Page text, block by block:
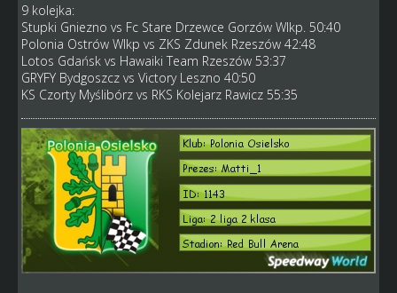
9 kolejka:
Stupki Gniezno vs Fc Stare Drzewce Gorzów Wlkp. 50:40
Polonia Ostrów Wlkp vs ZKS Zdunek Rzeszów 42:48
Lotos Gdańsk vs Hawaiki Team Rzeszów 53:37
GRYFY Bydgoszcz vs Victory Leszno 40:50
KS Czorty Myślibórz vs RKS Kolejarz Rawicz 55:35